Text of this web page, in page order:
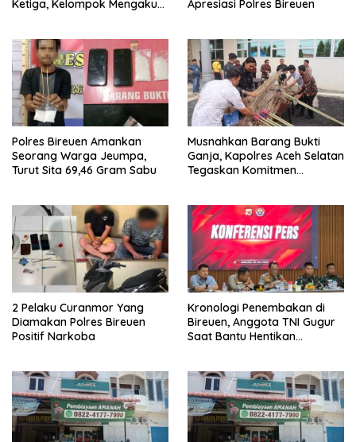
Ketiga, Kelompok Mengaku
Apresiasi Polres Bireuen
Polres Bireuen Amankan
Seorang Warga Jeumpa,
Turut Sita 69,46 Gram Sabu
Musnahkan Barang Bukti
Ganja, Kapolres Aceh Selatan
Tegaskan Komitmen
2 Pelaku Curanmor Yang
Diamakan Polres Bireuen
Positif Narkoba
Kronologi Penembakan di
Bireuen, Anggota TNI Gugur
Saat Bantu Hentikan